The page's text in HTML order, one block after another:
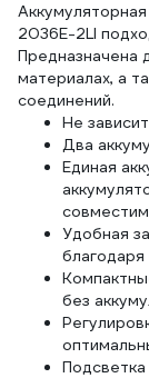
2036E-2LI
Предназначена
материалах, а
соединений.
Не
Два
Единая
Удобная
без